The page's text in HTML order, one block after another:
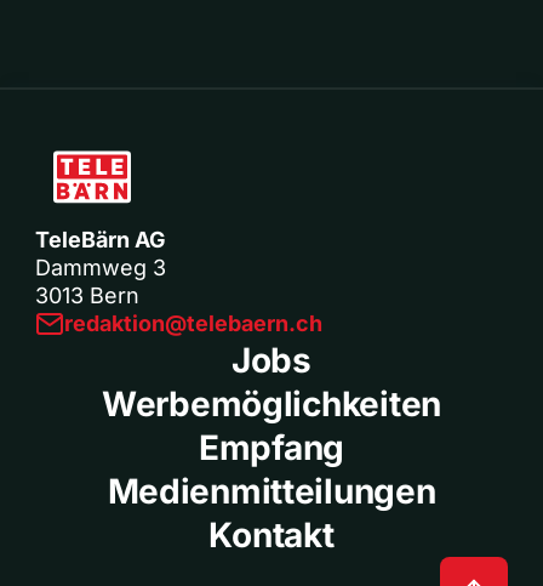
TeleBärn AG
Dammweg 3
3013 Bern
redaktion@telebaern.ch
Jobs
Werbemöglichkeiten
Empfang
Medienmitteilungen
Kontakt